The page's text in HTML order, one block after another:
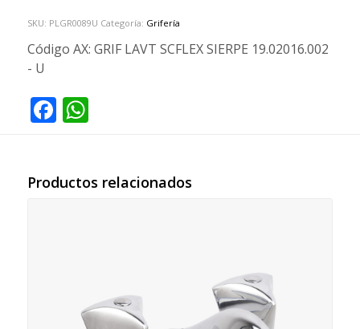
SKU: PLGR0089U Categoría: Grifería
Código AX: GRIF LAVT SCFLEX SIERPE 19.02016.002
- U
Facebook
WhatsApp
Productos relacionados